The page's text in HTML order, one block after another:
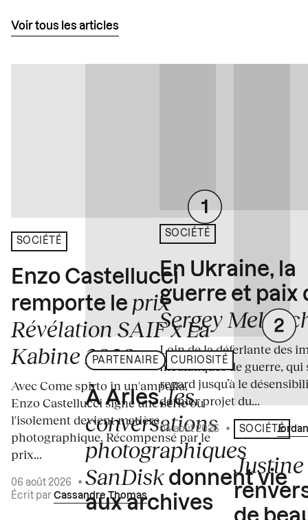
Voir tous les articles
SOCIÉTÉ
Enzo Castellucci
remporte le prix
Révélation SAIF x La
Kabine 2026
Avec Come spirto in un'ampolla,
Enzo Castellucci signe une série où
l'isolement devient matière
photographique. Récompensé par le
prix...
06 août 2026
•
Écrit par Cassandre Thomas
PARTENAIRE CURIOSITÉ
À Arles,les
conversations
photographiques
SanDisk donnent vie
aux archives
SOCIÉTÉ
En Ukraine, la
guerre et paix
Sergey
Loin de la déferlante des
médiatiques de guerre, qui
regard jusqu’à le
dernier projet du...
04 août 2026 • Écrit par
SOCIÉTÉ